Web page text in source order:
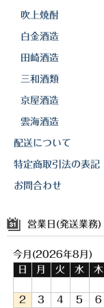
吹上焼酎
白金酒造
田崎酒造
三和酒類
京屋酒造
雲海酒造
配送について
特定商取引法の表記
お問合わせ
営業日(発送業務)
今月(2026年8月)
日
月 火 水 木
2
3 4 5 6